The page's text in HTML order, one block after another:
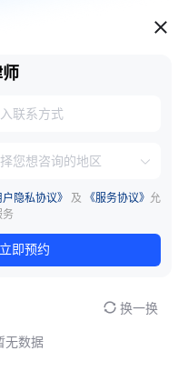
服务推荐
户隐私协议》 及 《服务协议》 允
务
立即预约
换一换
无数据